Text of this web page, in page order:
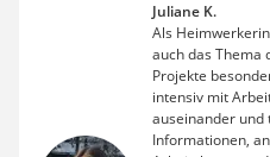
Juliane K.
Als
auch das Thema
Projekte
intensiv mit
auseinander und
Informationen,